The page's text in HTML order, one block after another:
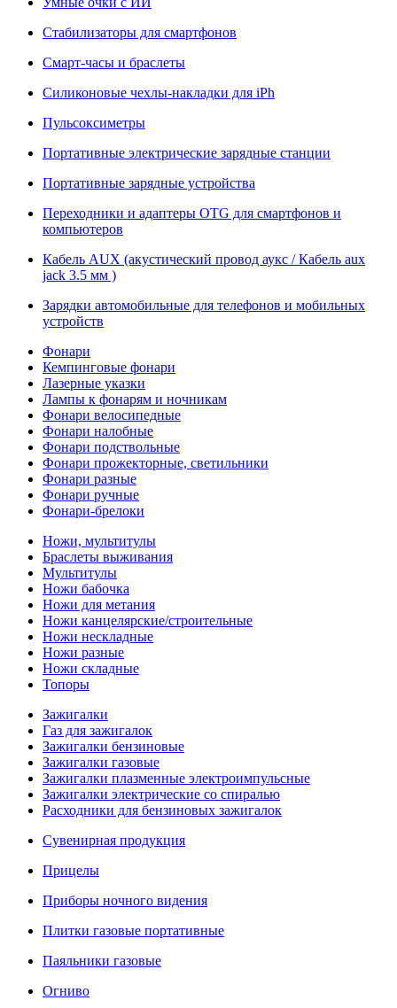
Стабилизаторы для смартфонов
Смарт-часы и браслеты
Силиконовые чехлы-накладки для iPh
Пульсоксиметры
Портативные электрические зарядные станции
Портативные зарядные устройства
Переходники и адаптеры OTG для смартфонов и
компьютеров
Кабель AUX (акустический провод аукс / Кабель aux
jack 3.5 мм )
Зарядки автомобильные для телефонов и мобильных
устройств
Фонари
Кемпинговые фонари
Лазерные указки
Лампы к фонарям и ночникам
Фонари велосипедные
Фонари налобные
Фонари подствольные
Фонари прожекторные, светильники
Фонари разные
Фонари ручные
Фонари-брелоки
Ножи, мультитулы
Браслеты выживания
Мультитулы
Ножи бабочка
Ножи для метания
Ножи канцелярские/строительные
Ножи нескладные
Ножи разные
Ножи складные
Топоры
Зажигалки
Газ для зажигалок
Зажигалки бензиновые
Зажигалки газовые
Зажигалки плазменные электроимпульсные
Зажигалки электрические со спиралью
Расходники для бензиновых зажигалок
Сувенирная продукция
Прицелы
Приборы ночного видения
Плитки газовые портативные
Паяльники газовые
Огниво